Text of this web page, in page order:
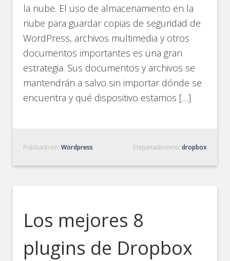
la nube. El uso de almacenamiento en la
nube para guardar copias de seguridad de
WordPress, archivos multimedia y otros
documentos importantes es una gran
estrategia. Sus documentos y archivos se
mantendrán a salvo sin importar dónde se
encuentra y qué dispositivo estamos […]
Publicado en:Wordpress Etiquetado como: dropbox
Los mejores 8
plugins de Dropbox